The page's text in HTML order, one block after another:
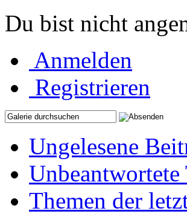
Du bist nicht
Anmelden
Registrieren
Ungelesene
Unbeantwortete
Themen der